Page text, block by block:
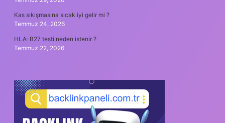
Kas sıkışmasına sıcak iyi gelir mi ?
Temmuz 24, 2026
HLA-B27 testi neden istenir ?
Temmuz 22, 2026